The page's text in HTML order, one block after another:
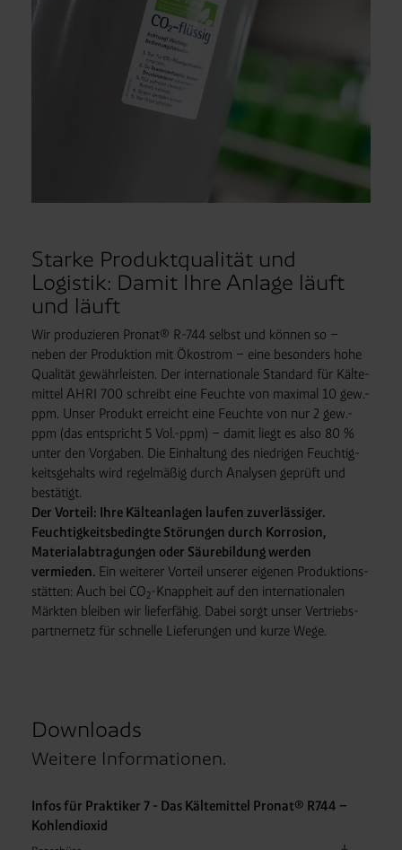
Starke Produktqualität und
Logistik: Damit Ihre Anlage läuft
und läuft
Wir produzieren Pronat® R-744 selbst und können so –
neben der Produktion mit Ökostrom – eine besonders hohe
Qualität gewähr­leisten. Der internationale Standard für Kälte­
mittel AHRI 700 schreibt eine Feuchte von maximal 10 gew.-
ppm. Unser Produkt erreicht eine Feuchte von nur 2 gew.-
ppm (das entspricht 5 Vol.-ppm) – damit liegt es also 80 %
unter den Vorgaben. Die Einhaltung des niedrigen Feuchtig­
keits­gehalts wird regel­mäßig durch Analysen geprüft und
bestätigt.
Der Vorteil: Ihre Kälte­anlagen laufen zuverlässiger.
Feuchtig­keits­bedingte Störungen durch Korrosion,
Material­abtragungen oder Säure­bildung werden
vermieden. Ein weiterer Vorteil unserer eigenen Produktions­
stätten: Auch bei CO2-Knapp­heit auf den internationalen
Märkten bleiben wir lieferfähig. Dabei sorgt unser Vertriebs­
partner­netz für schnelle Lieferungen und kurze Wege.
Downloads
Weitere Informationen.
Infos für Praktiker 7 - Das Kältemittel Pronat® R744 –
Kohlendioxid